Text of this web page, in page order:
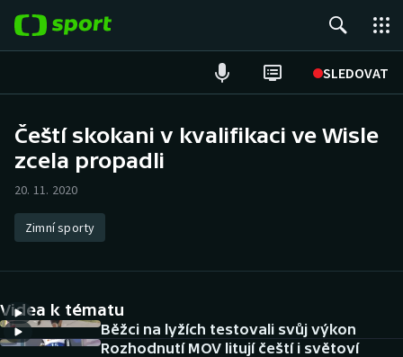
SLEDOVAT
Hokej
Atletika
DALŠÍ SPORTY
Čeští skokani v kvalifikaci ve Wisle
zcela propadli
20. 11. 2020
Zimní sporty
Videa k tématu
Běžci na lyžích testovali svůj výkon
Rozhodnutí MOV litují čeští i světoví